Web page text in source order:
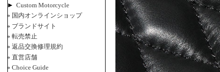
► Custom Motorcycle
国内オンラインショップ
ブランドサイト
転売禁止
返品交換修理規約
直営店舗
Choice Guide